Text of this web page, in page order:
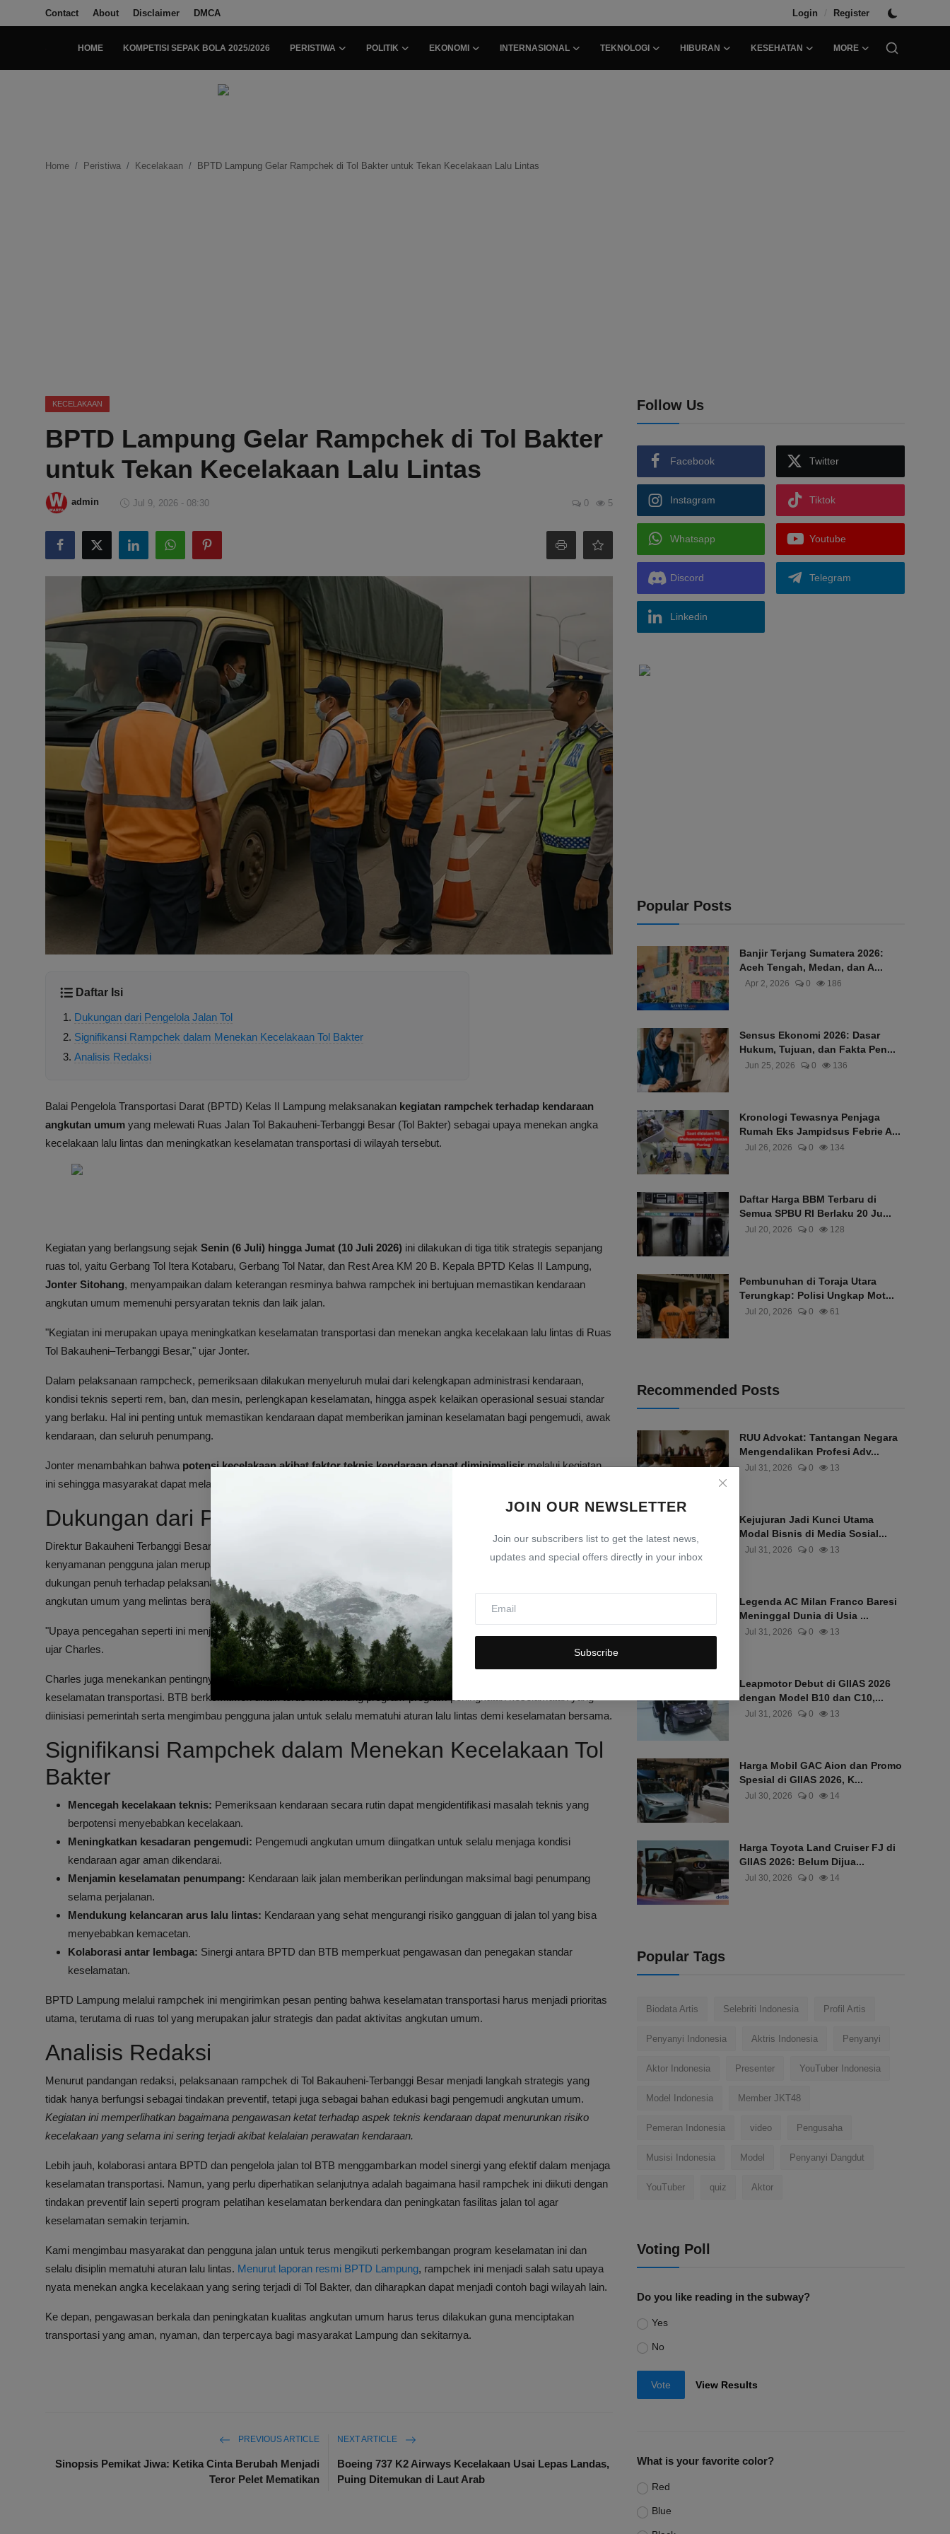
Contact About Disclaimer DMCA Login / Register
HOME KOMPETISI SEPAK BOLA 2025/2026 PERISTIWA POLITIK EKONOMI INTERNASIONAL TEKNOLOGI HIBURAN KESEHATAN MORE
Ekonomi
Internasional
Teknologi
Hiburan
Kesehatan
JOIN OUR NEWSLETTER
Join our subscribers list to get the latest news,
updates and special offers directly in your inbox
Subscribe
Home Peristiwa Kecelakaan BPTD Lampung Gelar Rampchek di Tol Bakter untuk Tekan Kecelakaan Lalu Lintas
KECELAKAAN
BPTD Lampung Gelar Rampchek di Tol Bakter
untuk Tekan Kecelakaan Lalu Lintas
admin Jul 9, 2026 - 08:30 0 5
Daftar Isi
Dukungan dari Pengelola Jalan Tol
Signifikansi Rampchek dalam Menekan Kecelakaan Tol Bakter
Analisis Redaksi
Balai Pengelola Transportasi Darat (BPTD) Kelas II Lampung melaksanakan kegiatan rampchek terhadap kendaraan
angkutan umum yang melewati Ruas Jalan Tol Bakauheni-Terbanggi Besar (Tol Bakter) sebagai upaya menekan angka
kecelakaan lalu lintas dan meningkatkan keselamatan transportasi di wilayah tersebut.
Kegiatan yang berlangsung sejak Senin (6 Juli) hingga Jumat (10 Juli 2026) ini dilakukan di tiga titik strategis sepanjang
ruas tol, yaitu Gerbang Tol Itera Kotabaru, Gerbang Tol Natar, dan Rest Area KM 20 B. Kepala BPTD Kelas II Lampung,
Jonter Sitohang, menyampaikan dalam keterangan resminya bahwa rampchek ini bertujuan memastikan kendaraan
angkutan umum memenuhi persyaratan teknis dan laik jalan.
"Kegiatan ini merupakan upaya meningkatkan keselamatan transportasi dan menekan angka kecelakaan lalu lintas di Ruas
Tol Bakauheni–Terbanggi Besar," ujar Jonter.
Dalam pelaksanaan rampcheck, pemeriksaan dilakukan menyeluruh mulai dari kelengkapan administrasi kendaraan,
kondisi teknis seperti rem, ban, dan mesin, perlengkapan keselamatan, hingga aspek kelaikan operasional sesuai standar
yang berlaku. Hal ini penting untuk memastikan kendaraan dapat memberikan jaminan keselamatan bagi pengemudi, awak
kendaraan, dan seluruh penumpang.
Jonter menambahkan bahwa potensi kecelakaan akibat faktor teknis kendaraan dapat diminimalisirmelalui kegiatan
ini sehingga masyarakat dapat melakukan perjalanan dengan aman dan nyaman di Tol Bakter.
Dukungan dari Pengelola Jalan Tol
Direktur Bakauheni Terbanggi Besar (BTB),
, menegaskan bahwa keselamatan, keamanan, dan
kenyamanan pengguna jalan merupakan prioritas utama dalam penyelenggaraan layanan jalan tol. BTB memberikan
dukungan penuh terhadap pelaksanaan rampchek oleh BPTD Lampung sebagai langkah preventif memastikan kendaraan
angkutan umum yang melintas berada dalam kondisi laik jalan dan memenuhi standar keselamatan.
"Upaya pencegahan seperti ini menjadi salah satu kunci penting dalam menekan angka kecelakaan lalu lintas di jalan tol,"
ujar Charles.
Charles juga menekankan pentingnya kolaborasi antara seluruh pemangku kepentingan untuk mewujudkan budaya
keselamatan transportasi. BTB berkomitmen untuk terus mendukung program-program peningkatan keselamatan yang
diinisiasi pemerintah serta mengimbau pengguna jalan untuk selalu mematuhi aturan lalu lintas demi keselamatan bersama.
Signifikansi Rampchek dalam Menekan Kecelakaan Tol
Bakter
Mencegah kecelakaan teknis: Pemeriksaan kendaraan secara rutin dapat mengidentifikasi masalah teknis yang
berpotensi menyebabkan kecelakaan.
Meningkatkan kesadaran pengemudi: Pengemudi angkutan umum diingatkan untuk selalu menjaga kondisi
kendaraan agar aman dikendarai.
Menjamin keselamatan penumpang: Kendaraan laik jalan memberikan perlindungan maksimal bagi penumpang
selama perjalanan.
Mendukung kelancaran arus lalu lintas: Kendaraan yang sehat mengurangi risiko gangguan di jalan tol yang bisa
menyebabkan kemacetan.
Kolaborasi antar lembaga: Sinergi antara BPTD dan BTB memperkuat pengawasan dan penegakan standar
keselamatan.
BPTD Lampung melalui rampchek ini mengirimkan pesan penting bahwa keselamatan transportasi harus menjadi prioritas
utama, terutama di ruas tol yang merupakan jalur strategis dan padat aktivitas angkutan umum.
Analisis Redaksi
Menurut pandangan redaksi, pelaksanaan rampchek di Tol Bakauheni-Terbanggi Besar menjadi langkah strategis yang
tidak hanya berfungsi sebagai tindakan preventif, tetapi juga sebagai bahan edukasi bagi pengemudi angkutan umum.
Kegiatan ini memperlihatkan bagaimana pengawasan ketat terhadap aspek teknis kendaraan dapat menurunkan risiko
kecelakaan yang selama ini sering terjadi akibat kelalaian perawatan kendaraan.
Lebih jauh, kolaborasi antara BPTD dan pengelola jalan tol BTB menggambarkan model sinergi yang efektif dalam menjaga
keselamatan transportasi. Namun, yang perlu diperhatikan selanjutnya adalah bagaimana hasil rampchek ini diikuti dengan
tindakan preventif lain seperti program pelatihan keselamatan berkendara dan peningkatan fasilitas jalan tol agar
keselamatan semakin terjamin.
Kami mengimbau masyarakat dan pengguna jalan untuk terus mengikuti perkembangan program keselamatan ini dan
selalu disiplin mematuhi aturan lalu lintas. Menurut laporan resmi BPTD Lampung, rampchek ini menjadi salah satu upaya
nyata menekan angka kecelakaan yang sering terjadi di Tol Bakter, dan diharapkan dapat menjadi contoh bagi wilayah lain.
Ke depan, pengawasan berkala dan peningkatan kualitas angkutan umum harus terus dilakukan guna menciptakan
transportasi yang aman, nyaman, dan terpercaya bagi masyarakat Lampung dan sekitarnya.
PREVIOUS ARTICLE
Sinopsis Pemikat Jiwa: Ketika Cinta Berubah Menjadi
Teror Pelet Mematikan
NEXT ARTICLE
Boeing 737 K2 Airways Kecelakaan Usai Lepas Landas,
Puing Ditemukan di Laut Arab
Follow Us
Facebook Twitter
Instagram Tiktok
Whatsapp Youtube
Discord Telegram
Linkedin
Popular Posts
Banjir Terjang Sumatera 2026:
Aceh Tengah, Medan, dan A...
Apr 2, 2026 0 186
Sensus Ekonomi 2026: Dasar
Hukum, Tujuan, dan Fakta Pen...
Jun 25, 2026 0 136
Kronologi Tewasnya Penjaga
Rumah Eks Jampidsus Febrie A...
Jul 26, 2026 0 134
Daftar Harga BBM Terbaru di
Semua SPBU RI Berlaku 20 Ju...
Jul 20, 2026 0 128
Pembunuhan di Toraja Utara
Terungkap: Polisi Ungkap Mot...
Jul 20, 2026 0 61
Recommended Posts
RUU Advokat: Tantangan Negara
Mengendalikan Profesi Adv...
Jul 31, 2026 0 13
Kejujuran Jadi Kunci Utama
Modal Bisnis di Media Sosial...
Jul 31, 2026 0 13
Legenda AC Milan Franco Baresi
Meninggal Dunia di Usia ...
Jul 31, 2026 0 13
Leapmotor Debut di GIIAS 2026
dengan Model B10 dan C10,...
Jul 31, 2026 0 13
Harga Mobil GAC Aion dan Promo
Spesial di GIIAS 2026, K...
Jul 30, 2026 0 14
Harga Toyota Land Cruiser FJ di
GIIAS 2026: Belum Dijua...
Jul 30, 2026 0 14
Popular Tags
Biodata Artis Selebriti Indonesia Profil Artis
Penyanyi Indonesia Aktris Indonesia Penyanyi
Aktor Indonesia Presenter YouTuber Indonesia
Model Indonesia Member JKT48
Pemeran Indonesia video Pengusaha
Musisi Indonesia Model Penyanyi Dangdut
YouTuber quiz Aktor
Voting Poll
Do you like reading in the subway?
Yes
No
Vote View Results
What is your favorite color?
Red
Blue